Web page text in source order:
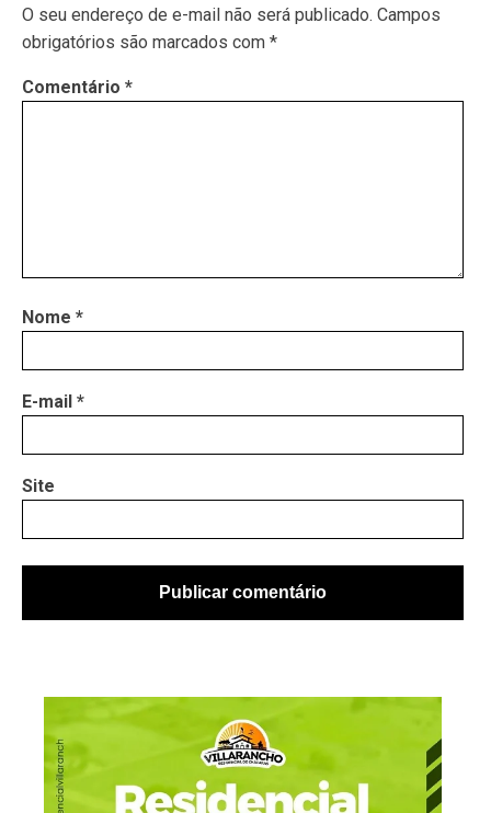
O seu endereço de e-mail não será publicado. Campos
obrigatórios são marcados com *
Comentário *
Nome *
E-mail *
Site